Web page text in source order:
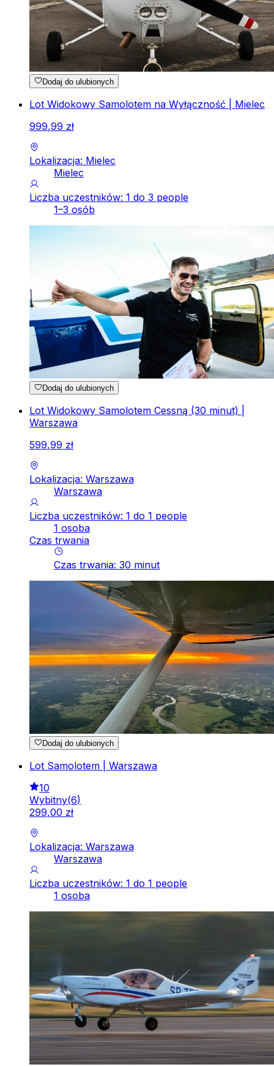
Dodaj do ulubionych
Lot Widokowy Samolotem na Wyłączność | Mielec
999,99 zł
Lokalizacja: Mielec
Mielec
Liczba uczestników: 1 do 3 people
1–3 osób
Dodaj do ulubionych
Lot Widokowy Samolotem Cessną (30 minut) |
Warszawa
599,99 zł
Lokalizacja: Warszawa
Warszawa
Liczba uczestników: 1 do 1 people
1 osoba
Czas trwania
Czas trwania: 30 minut
Dodaj do ulubionych
Lot Samolotem | Warszawa
10
Wybitny(6)
299,00 zł
Lokalizacja: Warszawa
Warszawa
Liczba uczestników: 1 do 1 people
1 osoba